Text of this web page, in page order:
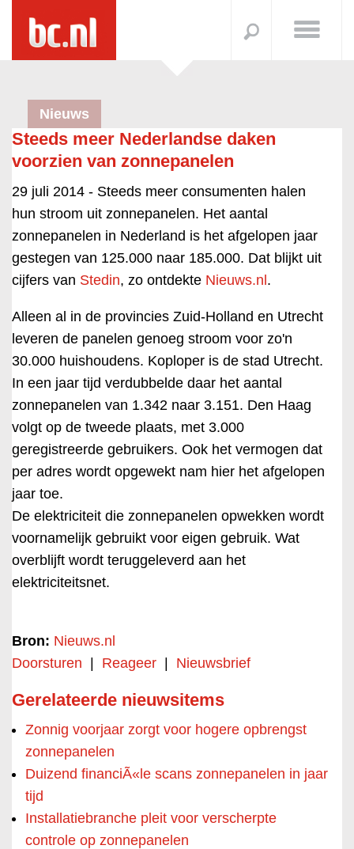
Nieuws
Steeds meer Nederlandse daken
voorzien van zonnepanelen
29 juli 2014 - Steeds meer consumenten halen
hun stroom uit zonnepanelen. Het aantal
zonnepanelen in Nederland is het afgelopen jaar
gestegen van 125.000 naar 185.000. Dat blijkt uit
cijfers van Stedin, zo ontdekte Nieuws.nl .
Alleen al in de provincies Zuid-Holland en Utrecht
leveren de panelen genoeg stroom voor zo'n
30.000 huishoudens. Koploper is de stad Utrecht.
In een jaar tijd verdubbelde daar het aantal
zonnepanelen van 1.342 naar 3.151. Den Haag
volgt op de tweede plaats, met 3.000
geregistreerde gebruikers. Ook het vermogen dat
per adres wordt opgewekt nam hier het afgelopen
jaar toe.
De elektriciteit die zonnepanelen opwekken wordt
voornamelijk gebruikt voor eigen gebruik. Wat
overblijft wordt teruggeleverd aan het
elektriciteitsnet.
Bron: Nieuws.nl
Doorsturen
Reageer Nieuwsbrief
Gerelateerde nieuwsitems
Zonnig voorjaar zorgt voor hogere opbrengst
zonnepanelen
Duizend financiÃ«le scans zonnepanelen in jaar
tijd
Installatiebranche pleit voor verscherpte
controle op zonnepanelen